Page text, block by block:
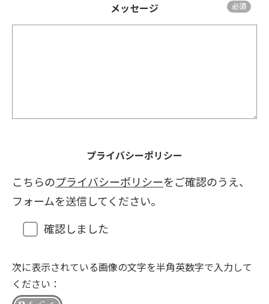
メッセージ
プライバシーポリシー
こちらのプライバシーポリシーをご確認のうえ、
フォームを送信してください。
確認しました
次に表示されている画像の文字を半角英数字で入力して
ください：